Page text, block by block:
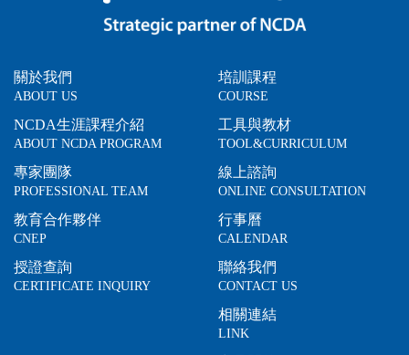
關於我們
ABOUT US
NCDA生涯課程介紹
ABOUT NCDA PROGRAM
專家團隊
PROFESSIONAL TEAM
教育合作夥伴
CNEP
授證查詢
CERTIFICATE INQUIRY
培訓課程
COURSE
工具與教材
TOOL&CURRICULUM
線上諮詢
ONLINE CONSULTATION
行事曆
CALENDAR
聯絡我們
CONTACT US
相關連結
LINK